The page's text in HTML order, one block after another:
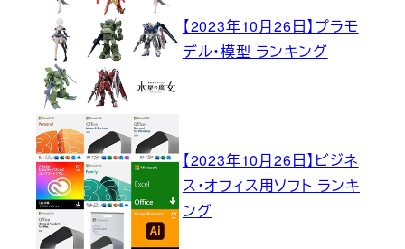
【2023年10月26日】プラモ
デル・模型 ランキング
【2023年10月26日】ビジネ
ス・オフィス用ソフト ランキ
ング